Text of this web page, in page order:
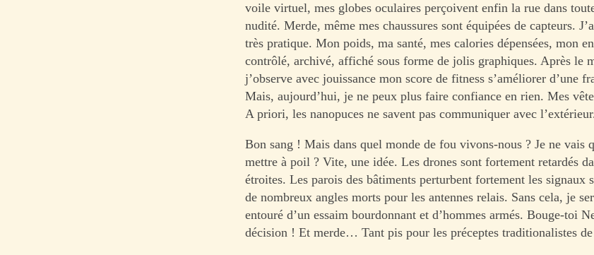
voile virtuel, mes globes oculaires perçoivent enfin la rue dans
nudité. Merde, même mes chaussures sont équipées de capteurs.
très pratique. Mon poids, ma santé, mes calories dépensées, mon
contrôlé, archivé, affiché sous forme de jolis graphiques. Après le
j’observe avec jouissance mon score de fitness s’améliorer d’une
Mais, aujourd’hui, je ne peux plus faire confiance en rien. Mes
A priori, les nanopuces ne savent pas communiquer avec
Bon sang ! Mais dans quel monde de fou vivons-nous ? Je ne vais
mettre à poil ? Vite, une idée. Les drones sont fortement retardés
étroites. Les parois des bâtiments perturbent fortement les signaux
de nombreux angles morts pour les antennes relais. Sans cela, je
entouré d’un essaim bourdonnant et d’hommes armés. Bouge-toi
décision ! Et merde… Tant pis pour les préceptes traditionalistes